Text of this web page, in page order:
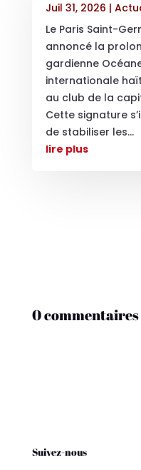
Juil 31, 2026 |
Le Paris Saint-
annoncé la
gardienne
internationale
au club de la
Cette signature
de stabiliser les...
lire plus
0 commentaires
Suivez-nous